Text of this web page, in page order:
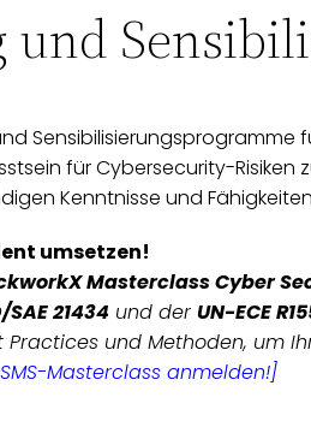
und
Sensibilisierungsprogramme
für Cybersecurity-
Kenntnisse und
umsetzen!
Masterclass Cyber
SAE 21434 und der UN-ECE
Practices und Methoden, um
Masterclass anmelden!]